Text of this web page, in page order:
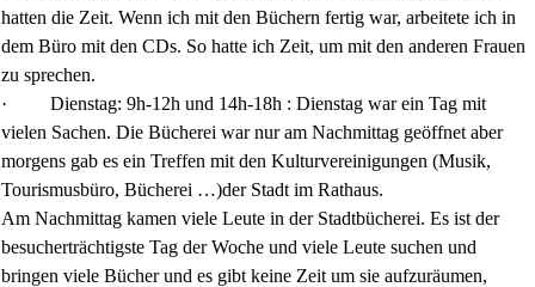
hatten die Zeit. Wenn ich mit den Büchern fertig war, arbeitete ich in
dem Büro mit den CDs. So hatte ich Zeit, um mit den anderen Frauen
zu sprechen.
·
Dienstag: 9h-12h und 14h-18h : Dienstag war ein Tag mit
vielen Sachen. Die Bücherei war nur am Nachmittag geöffnet aber
morgens gab es ein Treffen mit den Kulturvereinigungen (Musik,
Tourismusbüro, Bücherei …)der Stadt im Rathaus.
Am Nachmittag kamen viele Leute in der Stadtbücherei. Es ist der
besucherträchtigste Tag der Woche und viele Leute suchen und
bringen viele Bücher und es gibt keine Zeit um sie aufzuräumen,